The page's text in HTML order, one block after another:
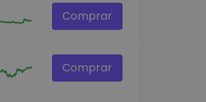
Comprar
Comprar